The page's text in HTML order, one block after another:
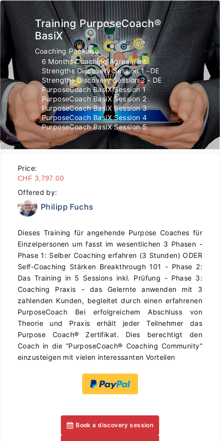
Training PurposeCoach®
BasiX
Coaching Package
6 Months Coaching Agreement
Strengths Discovery Session 1 -DE
Strengths Discovery Session 2 - DE
PurposeCoach BasiX Session 1
PurposeCoach BasiX Session 2
PurposeCoach BasiX Session 3
PurposeCoach BasiX Session 4
PurposeCoach BasiX Session 5
Offered by:
Philipp Fuchs
Price:
CHF 3,797.00
Dieses Training für angehende Purpose Coaches für
Einzelpersonen um fasst im wesentlichen 3 Phasen -
Phase 1: Selber Coaching erfahren (3 Stunden) ODER
Self-Coaching Stärken Breakthrough 101 - Phase 2:
Das Training in 5 Sessions inkl. Prüfung - Phase 3:
Coaching Praxis - das Gelernte anwenden mit 3
zahlenden Kunden, begleitet durch einen erfahrenen
PurposeCoach Bei erfolgreichem Abschluss von
Theorie und Praxis erhält jeder Teilnehmer das
Purpose Coach® Zertifikat. Dies berechtigt den
Coach in die “PurposeCoach® Coaching Community”
einzusteigen mit vielen interessanten Vorteilen
Book a discovery session